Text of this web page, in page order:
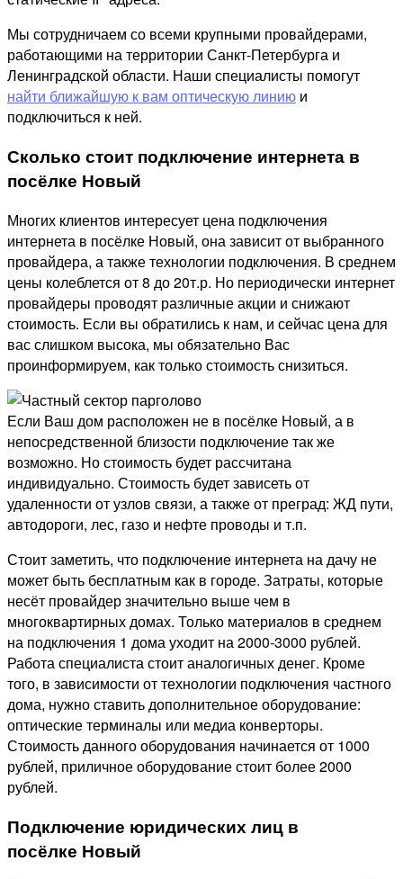
Мы сотрудничаем со всеми крупными провайдерами,
работающими на территории Санкт-Петербурга и
Ленинградской области. Наши специалисты помогут
найти ближайшую к вам оптическую линию и
подключиться к ней.
Сколько стоит подключение интернета в
посёлке Новый
Многих клиентов интересует цена подключения
интернета в посёлке Новый, она зависит от выбранного
провайдера, а также технологии подключения. В среднем
цены колеблется от 8 до 20т.р. Но периодически интернет
провайдеры проводят различные акции и снижают
стоимость. Если вы обратились к нам, и сейчас цена для
вас слишком высока, мы обязательно Вас
проинформируем, как только стоимость снизиться.
Если Ваш дом расположен не в посёлке Новый, а в
непосредственной близости подключение так же
возможно. Но стоимость будет рассчитана
индивидуально. Стоимость будет зависеть от
удаленности от узлов связи, а также от преград: ЖД пути,
автодороги, лес, газо и нефте проводы и т.п.
Стоит заметить, что подключение интернета на дачу не
может быть бесплатным как в городе. Затраты, которые
несёт провайдер значительно выше чем в
многоквартирных домах. Только материалов в среднем
на подключения 1 дома уходит на 2000-3000 рублей.
Работа специалиста стоит аналогичных денег. Кроме
того, в зависимости от технологии подключения частного
дома, нужно ставить дополнительное оборудование:
оптические терминалы или медиа конверторы.
Стоимость данного оборудования начинается от 1000
рублей, приличное оборудование стоит более 2000
рублей.
Подключение юридических лиц в
посёлке Новый